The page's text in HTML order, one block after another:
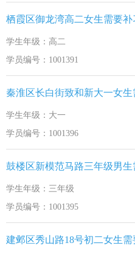
致全省中小学生家长的一封
2025年12月江苏教育考试月
学生年级：高二
学员编号：1001391
学生年级：大一
学员编号：1001396
学生年级：三年级
学员编号：1001395